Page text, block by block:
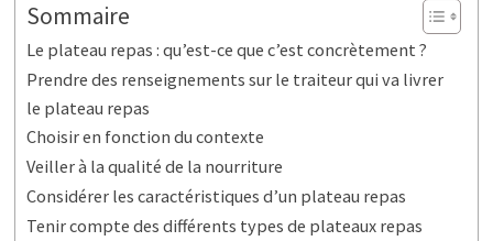
Sommaire
Le plateau repas : qu’est-ce que c’est concrètement ?
Prendre des renseignements sur le traiteur qui va livrer
le plateau repas
Choisir en fonction du contexte
Veiller à la qualité de la nourriture
Considérer les caractéristiques d’un plateau repas
Tenir compte des différents types de plateaux repas